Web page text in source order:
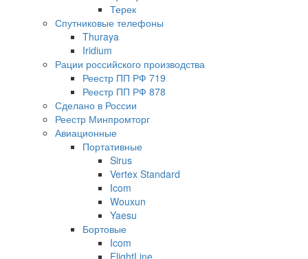
Терек
Спутниковые телефоны
Thuraya
Iridium
Рации российского производства
Реестр ПП РФ 719
Реестр ПП РФ 878
Сделано в России
Реестр Минпромторг
Авиационные
Портативные
Sirus
Vertex Standard
Icom
Wouxun
Yaesu
Бортовые
Icom
FlightLine